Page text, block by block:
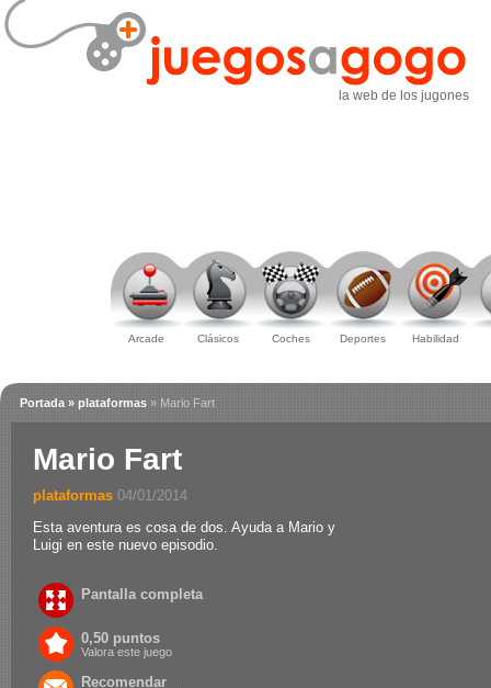
la web de los jugones
Arcade Clásicos Coches Deportes Habilidad
Portada » plataformas » Mario Fart
Mario Fart
plataformas 04/01/2014
Esta aventura es cosa de dos. Ayuda a Mario y
Luigi en este nuevo episodio.
Pantalla completa
0,50 puntos
Valora este juego
Recomendar